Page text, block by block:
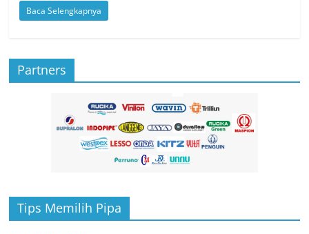
Baca Selengkapnya
Partners
Tips Memilih Pipa